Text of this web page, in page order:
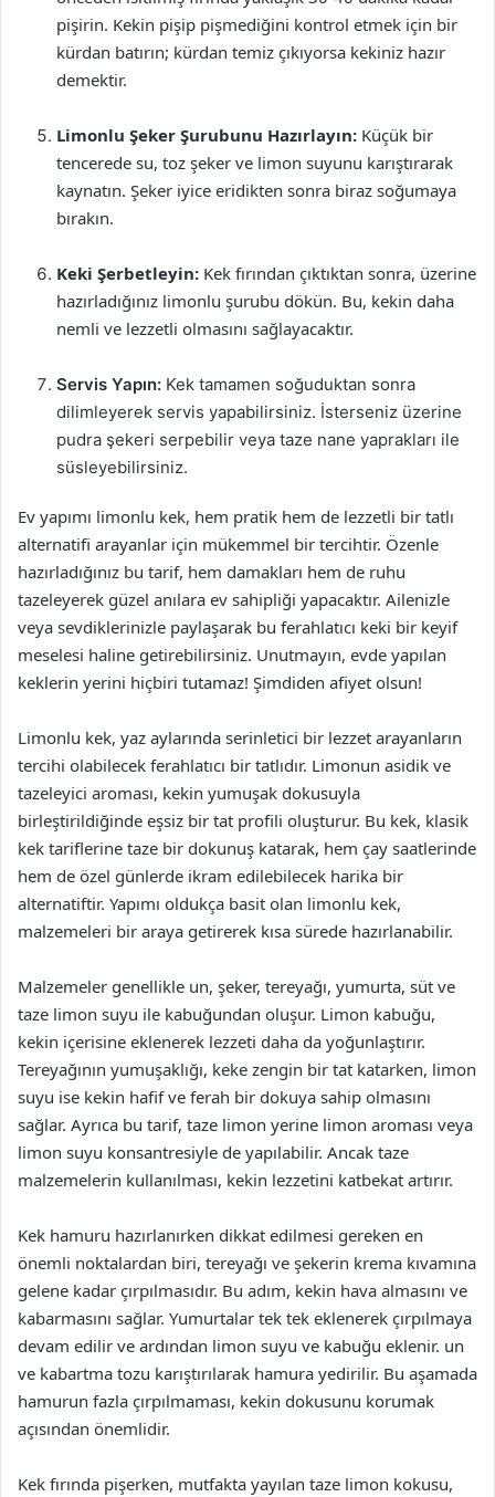
pişirin. Kekin pişip pişmediğini kontrol etmek için bir
kürdan batırın; kürdan temiz çıkıyorsa kekiniz hazır
demektir.
Limonlu Şeker Şurubunu Hazırlayın: Küçük bir
tencerede su, toz şeker ve limon suyunu karıştırarak
kaynatın. Şeker iyice eridikten sonra biraz soğumaya
bırakın.
Keki Şerbetleyin: Kek fırından çıktıktan sonra, üzerine
hazırladığınız limonlu şurubu dökün. Bu, kekin daha
nemli ve lezzetli olmasını sağlayacaktır.
Servis Yapın: Kek tamamen soğuduktan sonra
dilimleyerek servis yapabilirsiniz. İsterseniz üzerine
pudra şekeri serpebilir veya taze nane yaprakları ile
süsleyebilirsiniz.
Ev yapımı limonlu kek, hem pratik hem de lezzetli bir tatlı
alternatifi arayanlar için mükemmel bir tercihtir. Özenle
hazırladığınız bu tarif, hem damakları hem de ruhu
tazeleyerek güzel anılara ev sahipliği yapacaktır. Ailenizle
veya sevdiklerinizle paylaşarak bu ferahlatıcı keki bir keyif
meselesi haline getirebilirsiniz. Unutmayın, evde yapılan
keklerin yerini hiçbiri tutamaz! Şimdiden afiyet olsun!
Limonlu kek, yaz aylarında serinletici bir lezzet arayanların
tercihi olabilecek ferahlatıcı bir tatlıdır. Limonun asidik ve
tazeleyici aroması, kekin yumuşak dokusuyla
birleştirildiğinde eşsiz bir tat profili oluşturur. Bu kek, klasik
kek tariflerine taze bir dokunuş katarak, hem çay saatlerinde
hem de özel günlerde ikram edilebilecek harika bir
alternatiftir. Yapımı oldukça basit olan limonlu kek,
malzemeleri bir araya getirerek kısa sürede hazırlanabilir.
Malzemeler genellikle un, şeker, tereyağı, yumurta, süt ve
taze limon suyu ile kabuğundan oluşur. Limon kabuğu,
kekin içerisine eklenerek lezzeti daha da yoğunlaştırır.
Tereyağının yumuşaklığı, keke zengin bir tat katarken, limon
suyu ise kekin hafif ve ferah bir dokuya sahip olmasını
sağlar. Ayrıca bu tarif, taze limon yerine limon aroması veya
limon suyu konsantresiyle de yapılabilir. Ancak taze
malzemelerin kullanılması, kekin lezzetini katbekat artırır.
Kek hamuru hazırlanırken dikkat edilmesi gereken en
önemli noktalardan biri, tereyağı ve şekerin krema kıvamına
gelene kadar çırpılmasıdır. Bu adım, kekin hava almasını ve
kabarmasını sağlar. Yumurtalar tek tek eklenerek çırpılmaya
devam edilir ve ardından limon suyu ve kabuğu eklenir. un
ve kabartma tozu karıştırılarak hamura yedirilir. Bu aşamada
hamurun fazla çırpılmaması, kekin dokusunu korumak
açısından önemlidir.
Kek fırında pişerken, mutfakta yayılan taze limon kokusu,